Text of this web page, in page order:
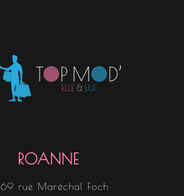
ROANNE
69 rue Maréchal Foch